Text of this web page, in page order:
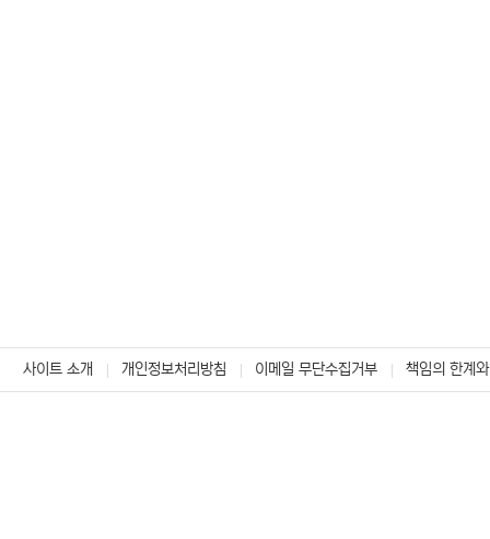
사이트 소개 개인정보처리방침 이메일 무단수집거부 책임의 한계